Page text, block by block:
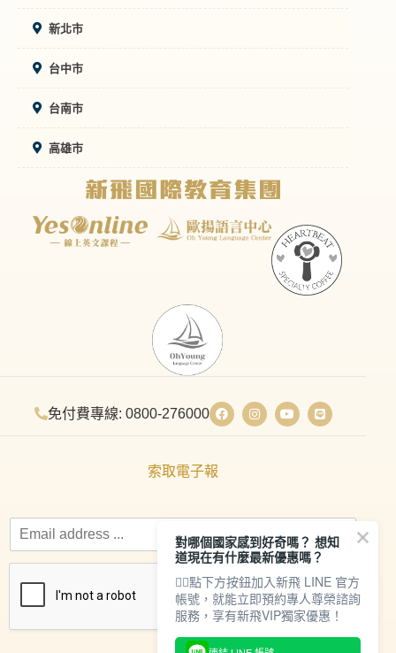
新北市
台中市
台南市
高雄市
免付費專線: 0800-276000
索取電子報
對哪個國家感到好奇嗎？ 想知
道現在有什麼最新優惠嗎？
👇🏻點下方按鈕加入新飛 LINE 官方
帳號，就能立即預約專人尊榮諮詢
服務，享有新飛VIP獨家優惠！